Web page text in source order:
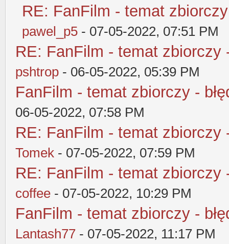
RE: FanFilm - temat
pawel_p5 - 07-05-2022, 07:51 PM
RE: FanFilm - temat zbiorczy
pshtrop - 06-05-2022, 05:39 PM
FanFilm - temat zbiorczy -
06-05-2022, 07:58 PM
RE: FanFilm - temat zbiorczy
Tomek - 07-05-2022, 07:59 PM
RE: FanFilm - temat zbiorczy
coffee - 07-05-2022, 10:29 PM
FanFilm - temat zbiorczy -
Lantash77 - 07-05-2022, 11:17 PM